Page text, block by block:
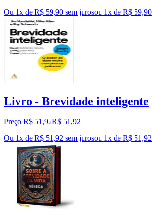
Ou 1x de R$ 59,90 sem jurosou 1x de R$ 59,90
Livro - Brevidade inteligente
Preço R$ 51,92R$ 51,92
Ou 1x de R$ 51,92 sem jurosou 1x de R$ 51,92